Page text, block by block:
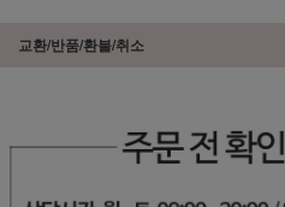
교환/반품/환불/취소